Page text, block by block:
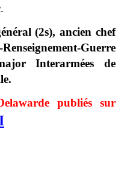
(2s), ancien chef
Guerre
Interarmées de
publiés sur